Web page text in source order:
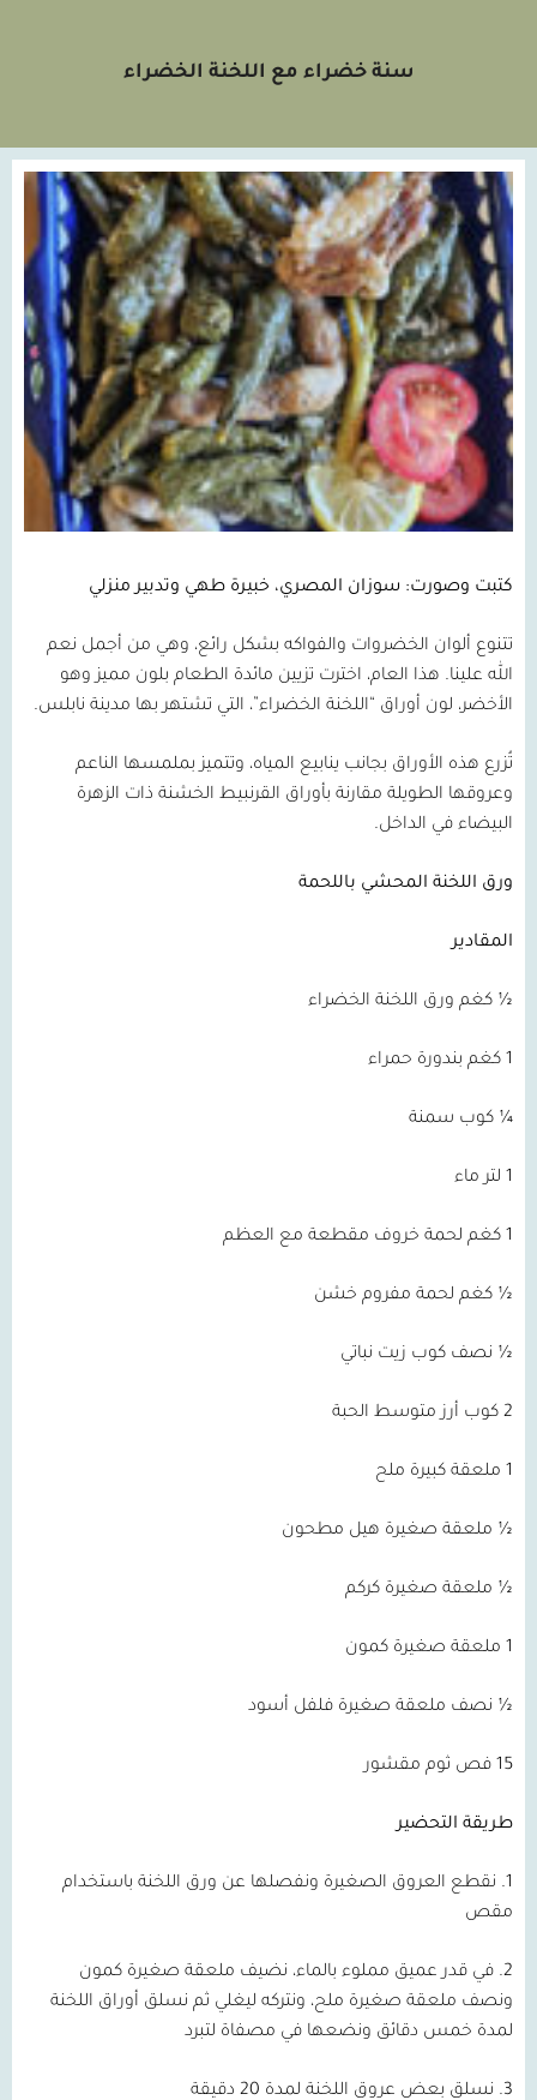
سنة خضراء مع اللخنة الخضراء
كتبت وصورت: سوزان المصري، خبيرة طهي وتدبير منزلي
تتنوع ألوان الخضروات والفواكه بشكل رائع، وهي من أجمل نعم
الله علينا. هذا العام، اخترت تزيين مائدة الطعام بلون مميز وهو
الأخضر، لون أوراق “اللخنة الخضراء”، التي تشتهر بها مدينة نابلس.
تُزرع هذه الأوراق بجانب ينابيع المياه، وتتميز بملمسها الناعم
وعروقها الطويلة مقارنة بأوراق القرنبيط الخشنة ذات الزهرة
البيضاء في الداخل.
ورق اللخنة المحشي باللحمة
المقادير
½ كغم ورق اللخنة الخضراء
1 كغم بندورة حمراء
¼ كوب سمنة
1 لتر ماء
1 كغم لحمة خروف مقطعة مع العظم
½ كغم لحمة مفروم خشن
½ نصف كوب زيت نباتي
2 كوب أرز متوسط الحبة
1 ملعقة كبيرة ملح
½ ملعقة صغيرة هيل مطحون
½ ملعقة صغيرة كركم
1 ملعقة صغيرة كمون
½ نصف ملعقة صغيرة فلفل أسود
15 فص ثوم مقشور
طريقة التحضير
1. نقطع العروق الصغيرة ونفصلها عن ورق اللخنة باستخدام
مقص
2. في قدر عميق مملوء بالماء، نضيف ملعقة صغيرة كمون
ونصف ملعقة صغيرة ملح، ونتركه ليغلي ثم نسلق أوراق اللخنة
لمدة خمس دقائق ونضعها في مصفاة لتبرد
3. نسلق بعض عروق اللخنة لمدة 20 دقيقة